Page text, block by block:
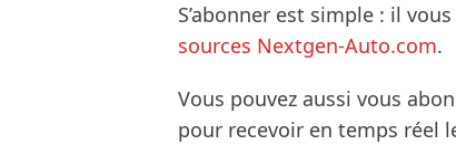
S’abonner est simple : il
sources Nextgen-Auto.com.
Vous pouvez aussi vous
pour recevoir en temps réel